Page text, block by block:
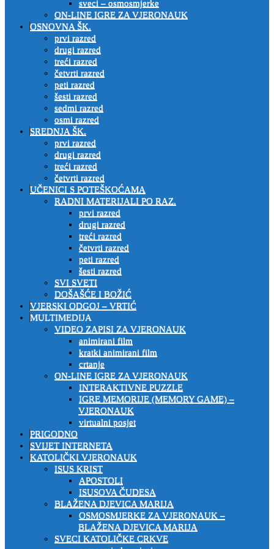
sveci – osmosmjerke
ON-LINE IGRE ZA VJERONAUK
OSNOVNA ŠK.
prvi razred
drugi razred
treći razred
četvrti razred
peti razred
šesti razred
sedmi razred
osmi razred
SREDNJA ŠK.
prvi razred
drugi razred
treći razred
četvrti razred
UČENICI S POTEŠKOĆAMA
RADNI MATERIJALI PO RAZ.
prvi razred
drugi razred
treći razred
četvrti razred
peti razred
šesti razred
SVI SVETI
DOŠAŠĆE I BOŽIĆ
VJERSKI ODGOJ – VRTIĆ
MULTIMEDIJA
VIDEO ZAPISI ZA VJERONAUK
animirani film
kratki animirani film
crtanje
ON-LINE IGRE ZA VJERONAUK
INTERAKTIVNE PUZZLE
IGRE MEMORIJE (MEMORY GAME) –
VJERONAUK
virtualni posjet
PRIGODNO
SVIJET INTERNETA
KATOLIČKI VJERONAUK
ISUS KRIST
APOSTOLI
ISUSOVA ČUDESA
BLAŽENA DJEVICA MARIJA
OSMOSMJERKE ZA VJERONAUK –
BLAŽENA DJEVICA MARIJA
SVECI KATOLIČKE CRKVE